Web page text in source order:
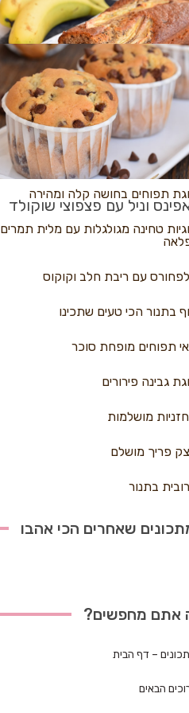
פיצה
בננות
וניל עם פצפוצי שוקולד
נקראים
תפוחים בחושה קלה ומהירה
טחינה מגולגלות עם מלית תמרים
עם ריבת חלב וקוקוס
בתנור הכי טעים שתכינו
תפוחים מופחת סוכר
גבינה פירורים
מושלמות
פריך מושלם
בתנור
שאחרים הכי אהבו
אתם מחפשים?
– דף הבית
הבאים